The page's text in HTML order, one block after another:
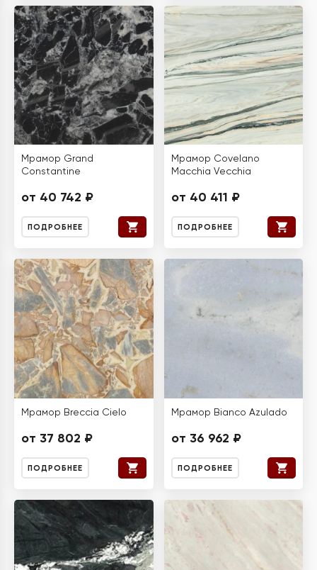
Мрамор Grand
Constantine
от 40 742 ₽
ПОДРОБНЕЕ
Мрамор Covelano
Macchia Vecchia
от 40 411 ₽
ПОДРОБНЕЕ
Мрамор Breccia Cielo
от 37 802 ₽
ПОДРОБНЕЕ
Мрамор Bianco Azulado
от 36 962 ₽
ПОДРОБНЕЕ